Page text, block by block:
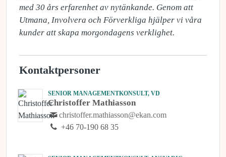
med 30 års erfarenhet av nytänkande. Genom att
Utmana, Involvera och Förverkliga hjälper vi våra
kunder att skapa morgondagens verklighet.
Kontaktpersoner
SENIOR MANAGEMENTKONSULT, VD
Christoffer Mathiasson
christoffer.mathiasson@ekan.com
+46 70-190 68 35